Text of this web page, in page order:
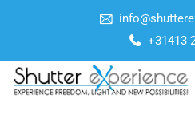
+31413